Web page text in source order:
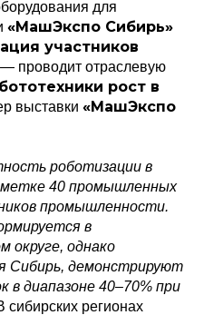
для
«МашЭкспо Сибирь»
участников
— проводит отраслевую
рост в
выставки «МашЭкспо
роботизации в
40 промышленных
промышленности.
в
округе, однако
Сибирь, демонстрируют
в диапазоне 40–70% при
сибирских регионах